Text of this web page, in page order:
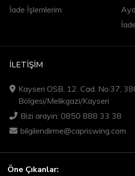
İade İşlemlerim
İLETIŞIM
Kayseri OSB, 12. Cad. No:37,
Bölgesi/Melikgazi/Kayseri
Bizi arayın: 0850 888 33 38
bilgilendirme@capriswing.com
Öne Çıkanlar: